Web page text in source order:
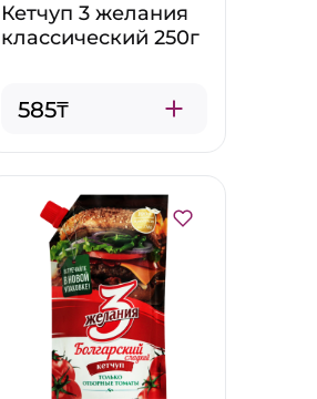
Кетчуп 3 желания
классический 250г
585₸